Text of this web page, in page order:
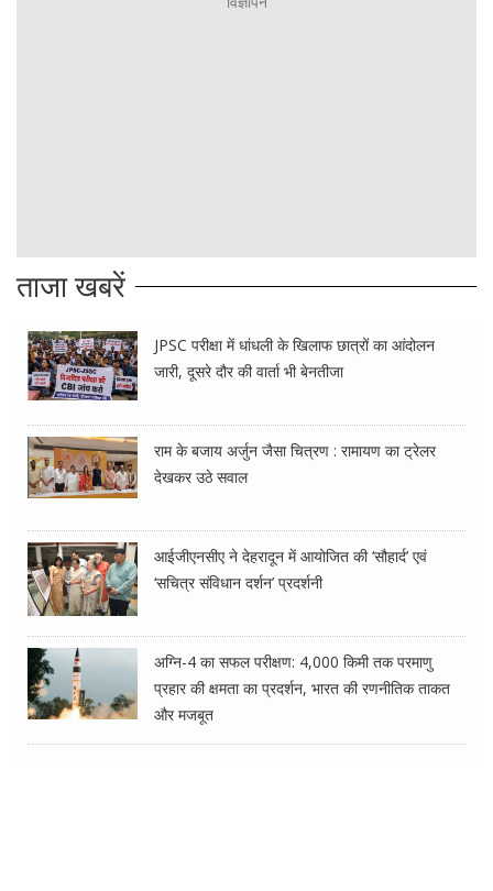
ताजा खबरें
JPSC परीक्षा में धांधली के खिलाफ छात्रों का आंदोलन
जारी, दूसरे दौर की वार्ता भी बेनतीजा
राम के बजाय अर्जुन जैसा चित्रण : रामायण का ट्रेलर
देखकर उठे सवाल
आईजीएनसीए ने देहरादून में आयोजित की ‘सौहार्द’ एवं
‘सचित्र संविधान दर्शन’ प्रदर्शनी
अग्नि-4 का सफल परीक्षण: 4,000 किमी तक परमाणु
प्रहार की क्षमता का प्रदर्शन, भारत की रणनीतिक ताकत
और मजबूत